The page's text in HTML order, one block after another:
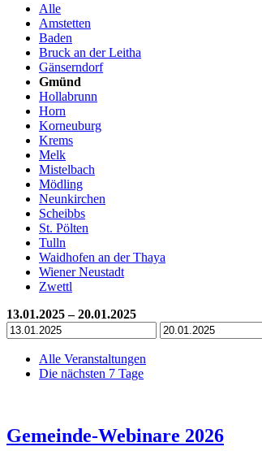
Alle
Amstetten
Baden
Bruck an der Leitha
Gänserndorf
Gmünd
Hollabrunn
Horn
Korneuburg
Krems
Melk
Mistelbach
Mödling
Neunkirchen
Scheibbs
St. Pölten
Tulln
Waidhofen an der Thaya
Wiener Neustadt
Zwettl
13.01.2025 – 20.01.2025
Alle Veranstaltungen
Die nächsten 7 Tage
Gemeinde-Webinare 2026